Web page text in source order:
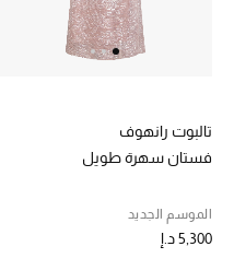
ركن الفخامة
جميع الإكسسورات النسائية
تالبوت رانهوف
فستان سهرة طويل
الموسم الجديد
5,300 د.إ